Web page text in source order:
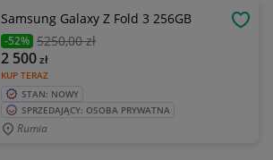
Samsung Galaxy Z Fold 3 256GB
-52% 5250,00 zł
KUP TERAZ
2 500zł
STAN: NOWY
SPRZEDAJĄCY: OSOBA PRYWATNA
Rumia